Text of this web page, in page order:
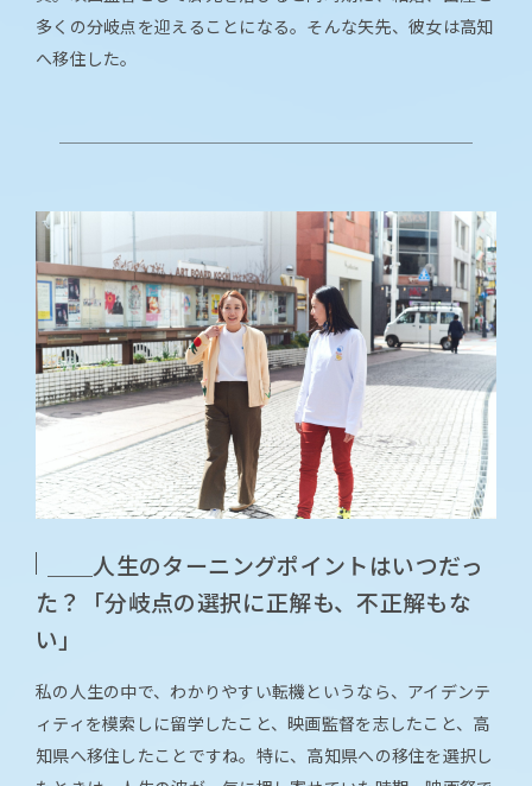
多くの分岐点を迎えることになる。そんな矢先、彼女は高知
へ移住した。
＿＿人生のターニングポイントはいつだっ
た？「分岐点の選択に正解も、不正解もな
い」
私の人生の中で、わかりやすい転機というなら、アイデンテ
ィティを模索しに留学したこと、映画監督を志したこと、高
知県へ移住したことですね。特に、高知県への移住を選択し